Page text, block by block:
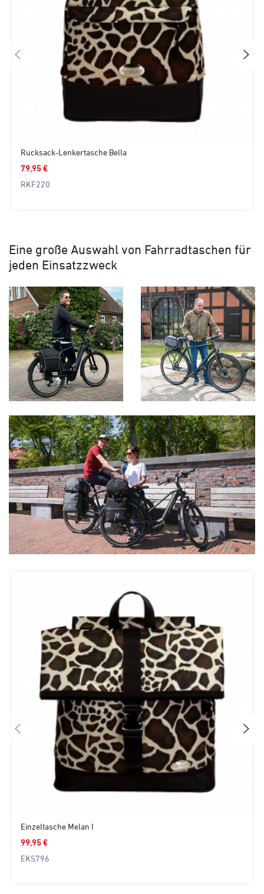
Rucksack-Lenkertasche Bella
79,95 €
RKF220
Eine große Auswahl von Fahrradtaschen für
jeden Einsatzzweck
Einzeltasche Melan I
99,95 €
EKS796